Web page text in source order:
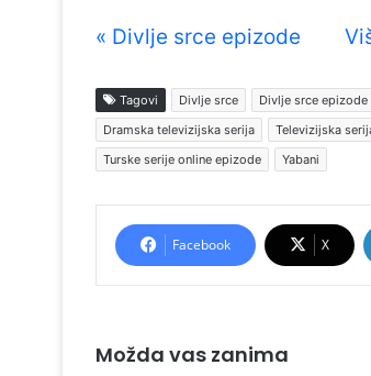
« Divlje srce epizode
Tagovi Divlje srce Divlje srce epizode
Dramska televizijska serija
Televizijska
Turske serije online epizode
Yabani
Facebook X
Možda vas zanima